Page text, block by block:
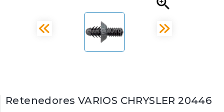
Retenedores VARIOS CHRYSLER 20446